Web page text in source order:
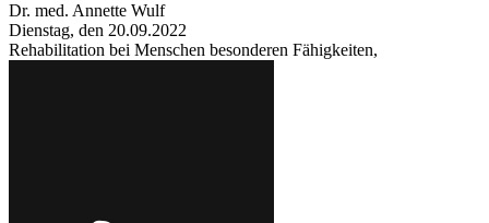
Dr. med. Annette Wulf
Dienstag, den 20.09.2022
Rehabilitation bei Menschen besonderen Fähigkeiten,